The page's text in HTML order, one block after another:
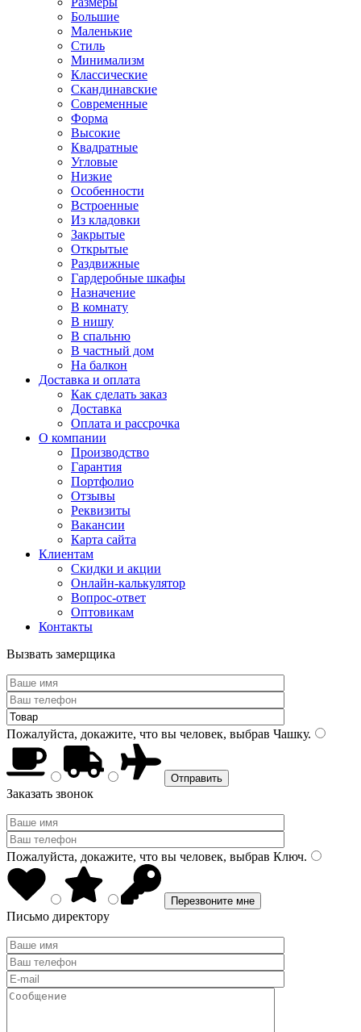
Большие
Маленькие
Стиль
Минимализм
Классические
Скандинавские
Современные
Форма
Высокие
Квадратные
Угловые
Низкие
Особенности
Встроенные
Из кладовки
Закрытые
Открытые
Раздвижные
Гардеробные шкафы
Назначение
В комнату
В нишу
В спальню
В частный дом
На балкон
Доставка и оплата
Как сделать заказ
Доставка
Оплата и рассрочка
О компании
Производство
Гарантия
Портфолио
Отзывы
Реквизиты
Вакансии
Карта сайта
Клиентам
Скидки и акции
Онлайн-калькулятор
Вопрос-ответ
Оптовикам
Контакты
Вызвать замерщика
Пожалуйста, докажите, что вы человек, выбрав Чашку.
Заказать звонок
Пожалуйста, докажите, что вы человек, выбрав Ключ.
Письмо директору